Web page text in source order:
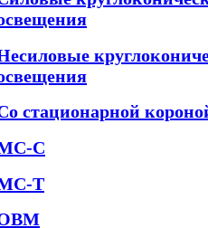
стационарной
С
Т